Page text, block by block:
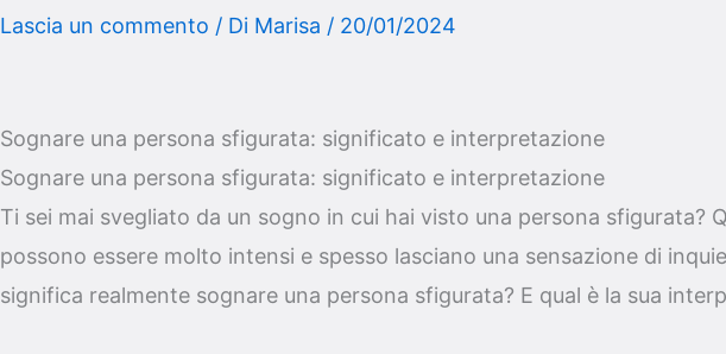
Lascia un commento / Di Marisa / 20/01/2024
Sognare una persona sfigurata: significato e interpretazione
Sognare una persona sfigurata: significato e interpretazione
Ti sei mai svegliato da un sogno in cui hai visto una persona sfigurata?
possono essere molto intensi e spesso lasciano una sensazione di
significa realmente sognare una persona sfigurata? E qual è la sua